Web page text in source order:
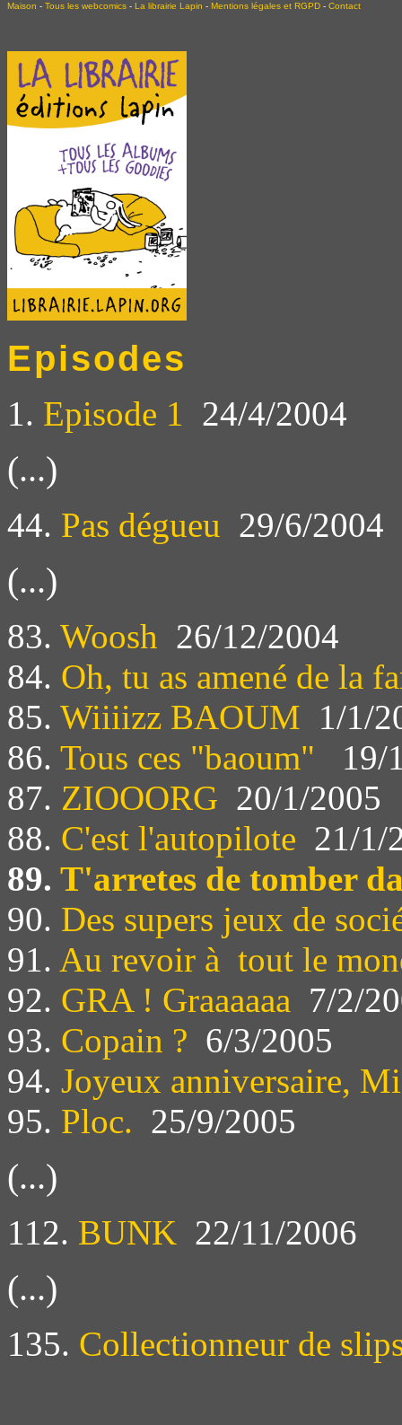
Maison - Tous les webcomics - La librairie Lapin - Mentions légales et RGPD - Contact
Episodes
1. Episode 1 24/4/2004
(...)
44. Pas dégueu 29/6/2004
(...)
83. Woosh 26/12/2004
84. Oh, tu as amené de la
85. Wiiiizz BAOUM 1/1/
86. Tous ces "baoum"
19/
87. ZIOOORG 20/1/2005
88. C'est l'autopilote 21/1/
89. T'arretes de tomber
90. Des supers jeux de
91. Au revoir à tout le
92. GRA ! Graaaaaa 7/2/
93. Copain ? 6/3/2005
94. Joyeux anniversaire,
95. Ploc. 25/9/2005
(...)
112. BUNK 22/11/2006
(...)
135. Collectionneur de